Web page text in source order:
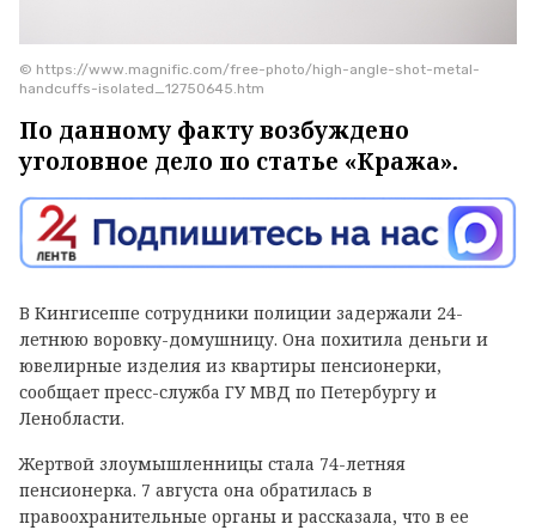
© https://www.magnific.com/free-photo/high-angle-shot-metal-
handcuffs-isolated_12750645.htm
По данному факту возбуждено
уголовное дело по статье «Кража».
В Кингисеппе сотрудники полиции задержали 24-
летнюю воровку-домушницу. Она похитила деньги и
ювелирные изделия из квартиры пенсионерки,
сообщает пресс-служба ГУ МВД по Петербургу и
Ленобласти.
Жертвой злоумышленницы стала 74-летняя
пенсионерка. 7 августа она обратилась в
правоохранительные органы и рассказала, что в ее